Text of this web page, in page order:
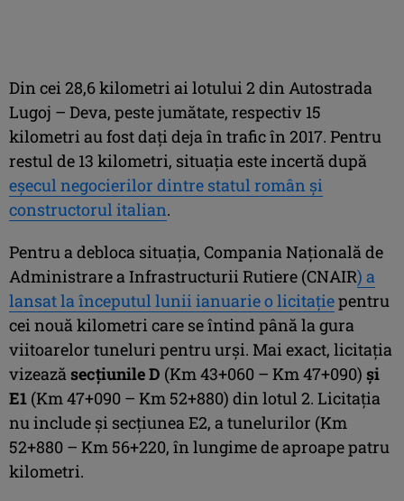
Din cei 28,6 kilometri ai lotului 2 din Autostrada
Lugoj – Deva, peste jumătate, respectiv 15
kilometri au fost daţi deja în trafic în 2017. Pentru
restul de 13 kilometri, situaţia este incertă după
eşecul negocierilor dintre statul român şi
constructorul italian.
Pentru a debloca situaţia, Compania Naţională de
Administrare a Infrastructurii Rutiere (CNAIR) a
lansat la începutul lunii ianuarie o licitaţiepentru
cei nouă kilometri care se întind până la gura
viitoarelor tuneluri pentru urşi. Mai exact, licitaţia
vizează secţiunile D (Km 43+060 – Km 47+090) şi
E1 (Km 47+090 – Km 52+880) din lotul 2. Licitaţia
nu include şi secţiunea E2, a tunelurilor (Km
52+880 – Km 56+220, în lungime de aproape patru
kilometri.